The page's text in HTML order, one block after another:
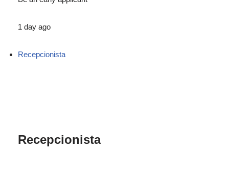
1 day ago
Recepcionista
Recepcionista